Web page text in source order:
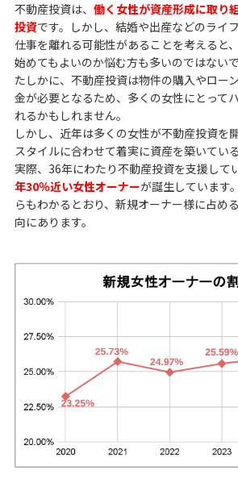
不動産投資は、 働く女性が資産形成に取り
投資です。しかし、結婚や出産などのライ
仕事を離れる可能性があることを考えると
始めてもよいのか悩む方も多いのではないで
たしかに、不動産投資は物件の購入やロー
金が必要となるため、多くの女性にとって
れるかもしれません。
しかし、近年は多くの女性が不動産投資を
スタイルに合わせて着実に資産を築いている
実際、36年にわたり不動産投資を支援して
年30％近い女性オーナーが誕生しています
らもわかるとおり、新規オーナー様に占め
向にあります。